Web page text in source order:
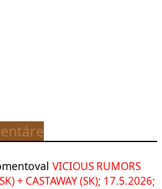
VICIOUS RUMORS
+ CASTAWAY (SK); 17.5.2026;